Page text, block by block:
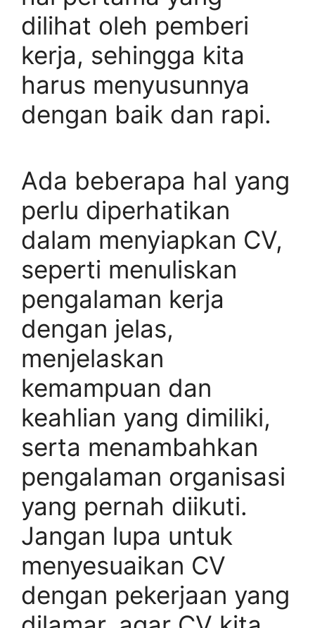
dilihat oleh pemberi
kerja, sehingga kita
harus menyusunnya
dengan baik dan rapi.
Ada beberapa hal yang
perlu diperhatikan
dalam menyiapkan CV,
seperti menuliskan
pengalaman kerja
dengan jelas,
menjelaskan
kemampuan dan
keahlian yang dimiliki,
serta menambahkan
pengalaman organisasi
yang pernah diikuti.
Jangan lupa untuk
menyesuaikan CV
dengan pekerjaan yang